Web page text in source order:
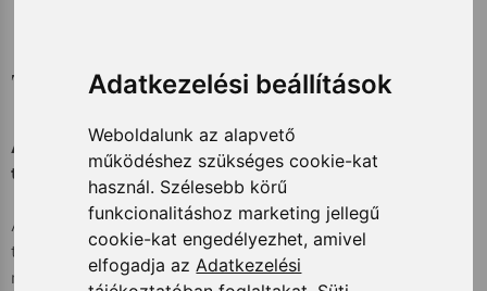
Adatkezelési beállítások
Weboldalunk az alapvető
működéshez szükséges cookie-kat
használ. Szélesebb körű
funkcionalitáshoz marketing jellegű
cookie-kat engedélyezhet, amivel
elfogadja azAdatkezelési
Termékek
Az állandó tempó, a megfelelés nyomása és a mindennapi
terhelés könnyen nyomot hagyhat a közérzeten.
A termékeink olyan gondosan összeválogatott összetevőket
tartalmaznak, amelyek finoman támogatják a belső egyensúly
megőrzését és a kiegyensúlyozottabb mindennapok